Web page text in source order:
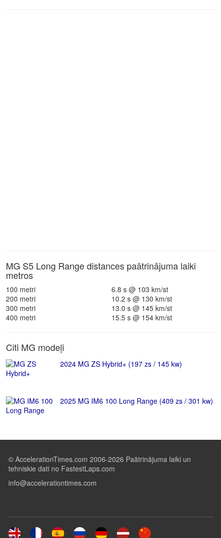
MG S5 Long Range distances paātrinājuma laiki
metros
100 metri
6.8 s @ 103 km/st
200 metri
10.2 s @ 130 km/st
300 metri
13.0 s @ 145 km/st
400 metri
15.5 s @ 154 km/st
Citi MG modeļi
2024 MG ZS Hybrid+ (197 zs / 145 kw)
2025 MG IM6 100 Long Range (409 zs / 301 kw)
© AccelerationTimes.com 2006-2026 Paātrinājuma laiki un
tehniskie dati no FastestLaps.com
info@accelerationtimes.com